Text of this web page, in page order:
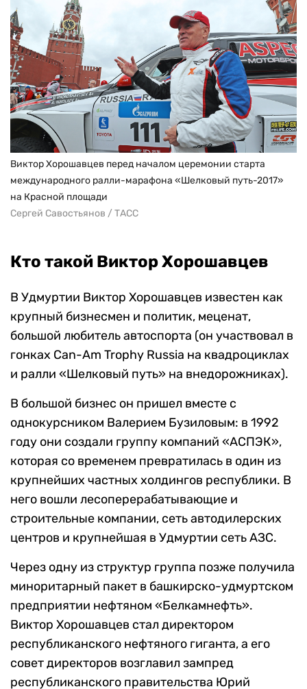
Виктор Хорошавцев перед началом церемонии старта
международного ралли-марафона «Шелковый путь-2017»
на Красной площади
Сергей Савостьянов / ТАСС
Кто такой Виктор Хорошавцев
В Удмуртии Виктор Хорошавцев известен как
крупный бизнесмен и политик, меценат,
большой любитель автоспорта (он участвовал в
гонках Can-Am Trophy Russia на квадроциклах
и ралли «Шелковый путь» на внедорожниках).
В большой бизнес он пришел вместе с
однокурсником Валерием Бузиловым: в 1992
году они создали группу компаний «АСПЭК»,
которая со временем превратилась в один из
крупнейших частных холдингов республики. В
него вошли лесоперерабатывающие и
строительные компании, сеть автодилерских
центров и крупнейшая в Удмуртии сеть АЗС.
Через одну из структур группа позже получила
миноритарный пакет в башкирско-удмуртском
предприятии нефтяном «Белкамнефть».
Виктор Хорошавцев стал директором
республиканского нефтяного гиганта, а его
совет директоров возглавил зампред
республиканского правительства Юрий